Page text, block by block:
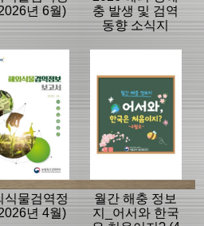
년 6월)
충 발생 및 검역
동향 소식지
식물검역정
년 4월)
월간 해충 정보
지_어서와 한국